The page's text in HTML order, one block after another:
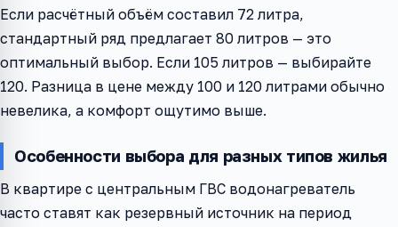
Если расчётный объём составил 72 литра,
стандартный ряд предлагает 80 литров — это
оптимальный выбор. Если 105 литров — выбирайте
120. Разница в цене между 100 и 120 литрами обычно
невелика, а комфорт ощутимо выше.
Особенности выбора для разных типов жилья
В квартире с центральным ГВС водонагреватель
часто ставят как резервный источник на период